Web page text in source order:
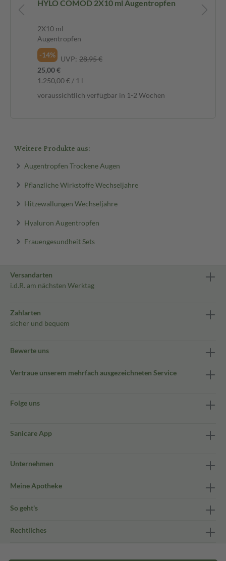
HYLO COMOD 2X10 ml Augentropfen
2X10 ml
Augentropfen
-14%
UVP: 28,95 €
25,00 €
1.250,00 € / 1 l
voraussichtlich verfügbar in 1-2 Wochen
Weitere Produkte aus:
Augentropfen Trockene Augen
Pflanzliche Wirkstoffe Wechseljahre
Hitzewallungen Wechseljahre
Hyaluron Augentropfen
Frauengesundheit Sets
Versandarten
i.d.R. am nächsten Werktag
Zahlarten
sicher und bequem
Bewerte uns
Vertraue unserem mehrfach ausgezeichneten Service
Folge uns
Sanicare App
Unternehmen
Meine Apotheke
So geht's
Rechtliches